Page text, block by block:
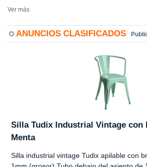
Ver más
ANUNCIOS CLASIFICADOS
Silla Tudix Industrial Vintage con
Menta
Silla industrial vintage Tudix apilable con